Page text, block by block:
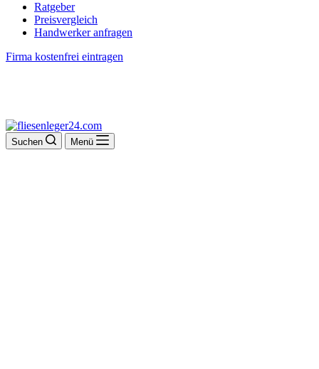
Ratgeber
Preisvergleich
Handwerker anfragen
Firma kostenfrei eintragen
Suchen Menü